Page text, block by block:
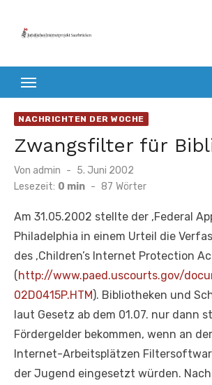
Inhalt
NACHRICHTEN DER WOCHE
Zwangsfilter für
Von admin
Veröffentlicht
am
5. Juni 2002
Lesezeit: 0 min - 87 Wörter
Am 31.05.2002 stellte der ‚Federal
Philadelphia in einem Urteil die
des ‚Children’s Internet Protection
(http://www.paed.uscourts.gov/
02D0415P.HTM). Bibliotheken und
laut Gesetz ab dem 01.07. nur dann
Fördergelder bekommen, wenn an
Internet-Arbeitsplätzen
der Jugend eingesetzt würden.